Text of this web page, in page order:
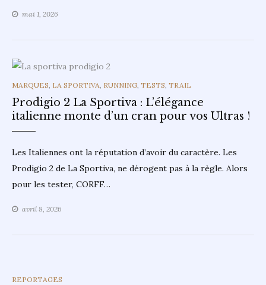
mai 1, 2026
CATEGORIES
MARQUES LA SPORTIVA RUNNING TESTS TRAIL
Prodigio 2 La Sportiva : L’élégance
italienne monte d’un cran pour vos Ultras !
Les Italiennes ont la réputation d’avoir du caractère. Les
Prodigio 2 de La Sportiva, ne dérogent pas à la règle. Alors
pour les tester, CORFF…
avril 8, 2026
CATEGORIES
REPORTAGES